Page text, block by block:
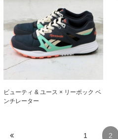
ビューティ & ユース × リーボック ベ
ンチレーター
1 2